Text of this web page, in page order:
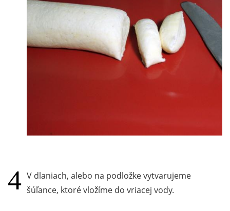
V dlaniach, alebo na podložke vytvarujeme
šúľance, ktoré vložíme do vriacej vody.